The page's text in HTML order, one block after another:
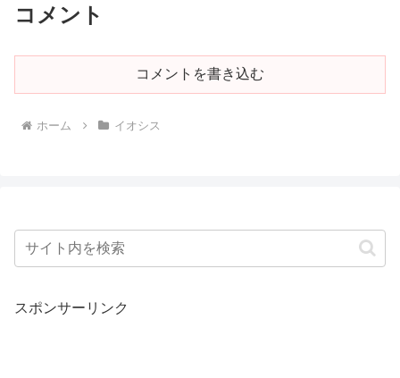
コメント
コメントを書き込む
ホーム イオシス
スポンサーリンク